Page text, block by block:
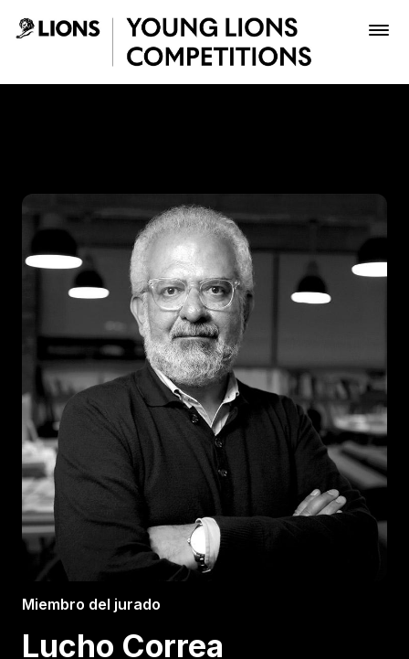
Saltar al contenido principal
Inscribir
Boletería
Miembro del jurado
Lucho Correa